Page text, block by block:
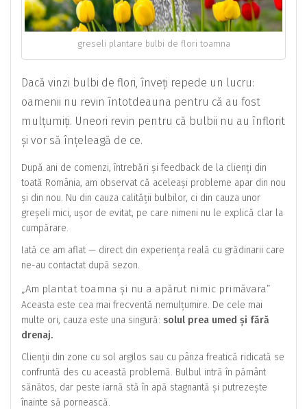
greseli plantare bulbi de flori toamna
Dacă vinzi bulbi de flori, înveți repede un lucru:
oamenii nu revin întotdeauna pentru că au fost
mulțumiți. Uneori revin pentru că bulbii nu au înflorit
și vor să înțeleagă de ce.
După ani de comenzi, întrebări și feedback de la clienți din
toată România, am observat că aceleași probleme apar din nou
și din nou. Nu din cauza calității bulbilor, ci din cauza unor
greșeli mici, ușor de evitat, pe care nimeni nu le explică clar la
cumpărare.
Iată ce am aflat — direct din experiența reală cu grădinarii care
ne-au contactat după sezon.
„Am plantat toamna și nu a apărut nimic primăvara”
Aceasta este cea mai frecventă nemulțumire. De cele mai
multe ori, cauza este una singură: solul prea umed și fără
drenaj.
Clienții din zone cu sol argilos sau cu pânza freatică ridicată se
confruntă des cu această problemă. Bulbul intră în pământ
sănătos, dar peste iarnă stă în apă stagnantă și putrezește
înainte să pornească.